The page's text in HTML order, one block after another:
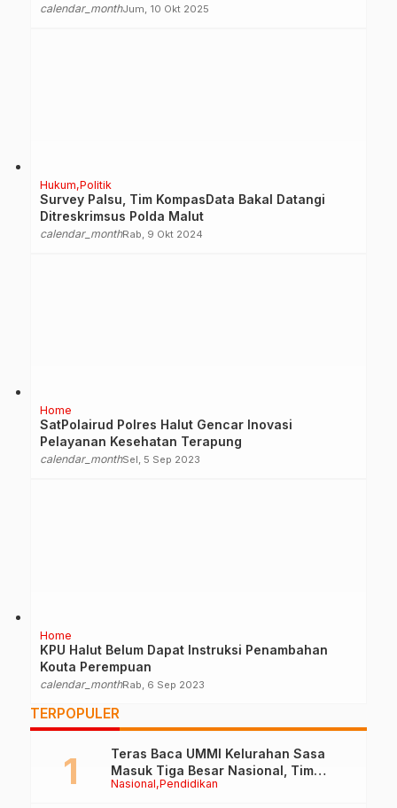
calendar_monthJum, 10 Okt 2025
Hukum Politik
Survey Palsu, Tim KompasData Bakal Datangi
Ditreskrimsus Polda Malut
calendar_monthRab, 9 Okt 2024
Home
SatPolairud Polres Halut Gencar Inovasi
Pelayanan Kesehatan Terapung
calendar_monthSel, 5 Sep 2023
Home
KPU Halut Belum Dapat Instruksi Penambahan
Kouta Perempuan
calendar_monthRab, 6 Sep 2023
TERPOPULER
Nasional Pendidikan
Teras Baca UMMI Kelurahan Sasa
Masuk Tiga Besar Nasional, Tim
Penilai Lakukan Visitasi di Ternate